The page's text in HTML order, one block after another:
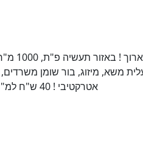
אטרקטיבי ! 40 ש"ח למ"ר וללא דמי ניהול. לפרטים דרור בן אסולי אנגלו סכסון שוהם